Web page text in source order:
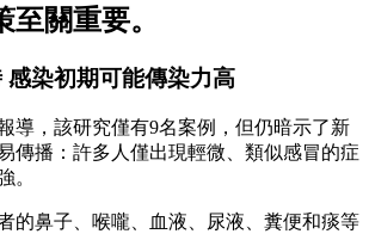
至關重要。
感染初期可能傳染力高
導，該研究僅有9名案例，但仍暗示了新
傳播：許多人僅出現輕微、類似感冒的症
。
的鼻子、喉嚨、血液、尿液、糞便和痰等